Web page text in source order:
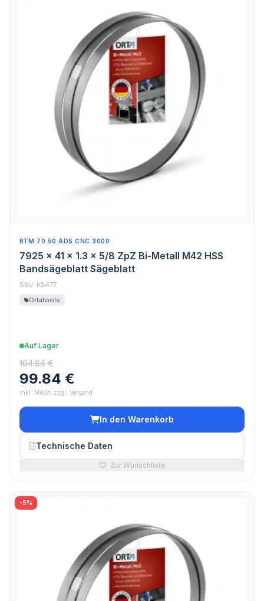
BTM 70.50 ADS CNC 3000
7925 x 41 x 1.3 x 5/8 ZpZ Bi-Metall M42 HSS
Bandsägeblatt Sägeblatt
SKU: K5477
Ortatools
Auf Lager
104.84 €
99.84 €
inkl. MwSt. zzgl. Versand
In den Warenkorb
Technische Daten
Zur Wunschliste
-5%